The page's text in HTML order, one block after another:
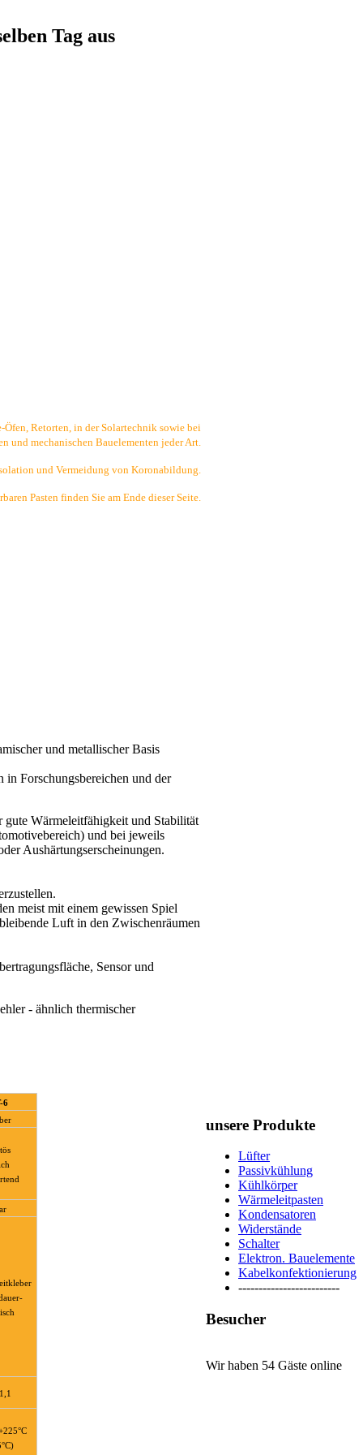
Tag aus
Retorten, in der Solartechnik sowie bei
und mechanischen Bauelementen jeder Art.
und Vermeidung von Koronabildung.
Pasten finden Sie am Ende dieser Seite.
und metallischer Basis
Forschungsbereichen und der
gute Wärmeleitfähigkeit und Stabilität
und bei jeweils
Aushärtungserscheinungen.
meist mit einem gewissen Spiel
Luft in den Zwischenräumen
Sensor und
- ähnlich thermischer
6
unsere Produkte
Lüfter
Passivkühlung
Kühlkörper
Wärmeleitpasten
Kondensatoren
Widerstände
Schalter
Elektron. Bauelemente
Kabelkonfektionierung
-------------------------
Besucher
Wir haben 54 Gäste online